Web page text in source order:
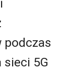
podczas
sieci 5G